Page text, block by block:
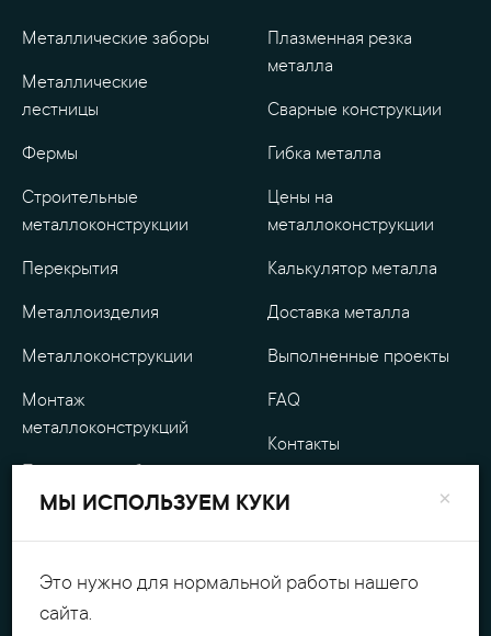
Металлические заборы
Металлические
лестницы
Фермы
Строительные
металлоконструкции
Перекрытия
Металлоизделия
Металлоконструкции
Монтаж
металлоконструкций
металлоизделия
Обработка металла
Плазменная резка
металла
Сварные конструкции
Гибка металла
Цены на
металлоконструкции
Калькулятор металла
Доставка металла
Выполненные проекты
FAQ
Контакты
Оплата
×
МЫ ИСПОЛЬЗУЕМ КУКИ
Это нужно для нормальной работы нашего
сайта.